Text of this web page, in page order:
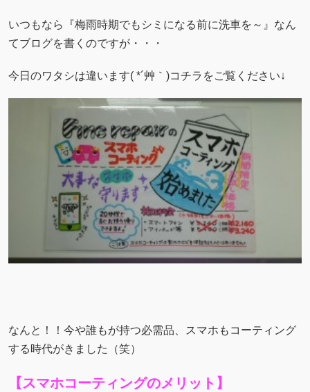
いつもなら『梅雨時期でもシミになる前に洗車を～』なん
てブログを書くのですが・・・
今日のワタシは違います( *´艸｀)コチラをご覧ください↓
なんと！！今や誰もが持つ必需品、スマホもコーティング
する時代がきました（笑）
【スマホコーティングのメリット】